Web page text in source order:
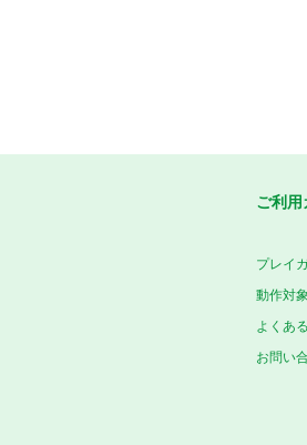
ご利用
プレイ
動作対
よくあ
お問い